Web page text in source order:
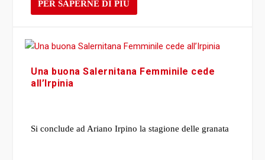
PER SAPERNE DI PIÙ
Una buona Salernitana Femminile cede
all’Irpinia
Si conclude ad Ariano Irpino la stagione delle granata